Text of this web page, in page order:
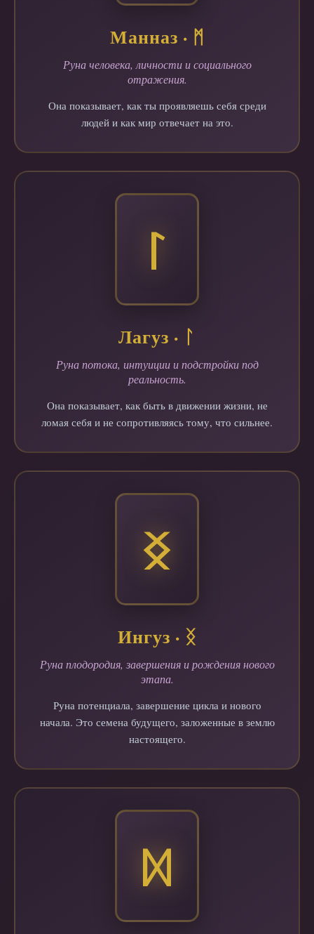
Манназ · ᛗ
Руна человека, личности и социального
отражения.
Она показывает, как ты проявляешь себя среди
людей и как мир отвечает на это.
ᛚ
Лагуз · ᛚ
Руна потока, интуиции и подстройки под
реальность.
Она показывает, как быть в движении жизни, не
ломая себя и не сопротивляясь тому, что сильнее.
ᛝ
Ингуз · ᛝ
Руна плодородия, завершения и рождения нового
этапа.
Руна потенциала, завершение цикла и нового
начала. Это семена будущего, заложенные в землю
настоящего.
ᛞ